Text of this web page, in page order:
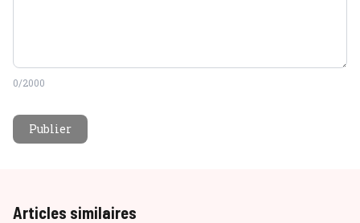
0/2000
Publier
Articles similaires